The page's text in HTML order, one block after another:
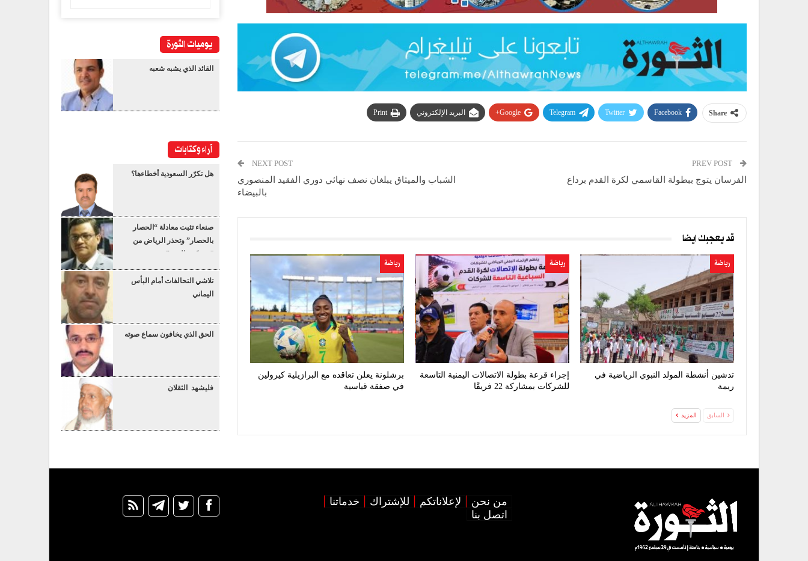
Share
Facebook
Twitter
Telegram
Google+ البريد الإلكتروني Print
الفرسان يتوج ببطولة القاسمي لكرة القدم برداع
NEXT POST
الشباب والميثاق يبلغان نصف نهائي دوري الفقيد المنصوري
بالبيضاء
قد يعجبك ايضا
رياضة
تدشين أنشطة المولد النبوي الرياضية في
ريمة
رياضة
إجراء قرعة بطولة الاتصالات اليمنية التاسعة
للشركات بمشاركة 22 فريقًا
رياضة
برشلونة يعلن تعاقده مع البرازيلية كيرولين
في صفقة قياسية
السابق المزيد
يوميات الثورة
القائد الذي يشبه شعبه
آراء وكتابات
هل تكرّر السعودية أخطاءها؟
صنعاء تثبت معادلة “الحصار
بالحصار” وتحذر الرياض من
“عسكرة البحر”
تلاشي التحالفات أمام البأس
اليماني
الحق الذي يخافون سماع صوته
فليشهد الثقلان
من نحن لإعلاناتكم للإشتراك
خدماتنا
اتصل بنا